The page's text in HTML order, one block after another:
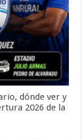
dónde ver y
2026 de la